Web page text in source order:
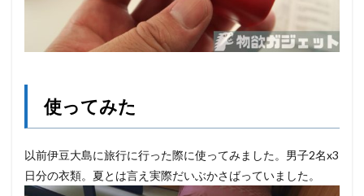
使ってみた
以前伊豆大島に旅行に行った際に使ってみました。男子2名x3
日分の衣類。夏とは言え実際だいぶかさばっていました。